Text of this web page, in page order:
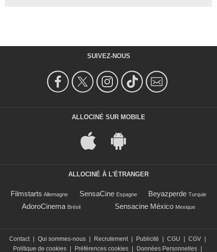
SUIVEZ-NOUS
ALLOCINÉ SUR MOBILE
ALLOCINÉ À L'ÉTRANGER
Filmstarts Allemagne SensaCine Espagne Beyazperde Turquie
AdoroCinema Brésil Sensacine México Mexique
Contact Qui sommes-nous Recrutement Publicité CGU CGV
Politique de cookies
Préférences cookies Données Personnelles